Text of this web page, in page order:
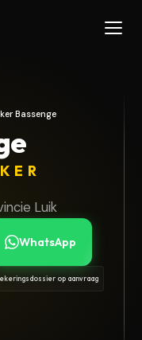
Bassenge
Luik
WhatsApp
op aanvraag